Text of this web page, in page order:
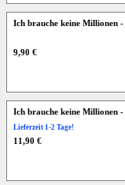
Ich brauche keine Millionen
9,90 €
Ich brauche keine Millionen
Lieferzeit 1-2 Tage!
11,90 €